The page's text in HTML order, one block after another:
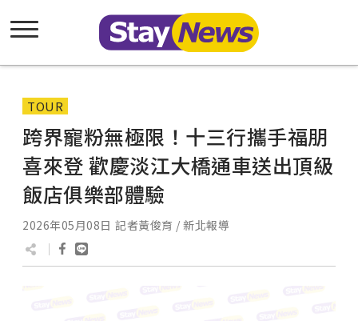
TOUR
跨界寵粉無極限！十三行攜手福朋
喜來登 歡慶淡江大橋通車送出頂級
飯店俱樂部體驗
2026年05月08日 記者黃俊育 / 新北報導